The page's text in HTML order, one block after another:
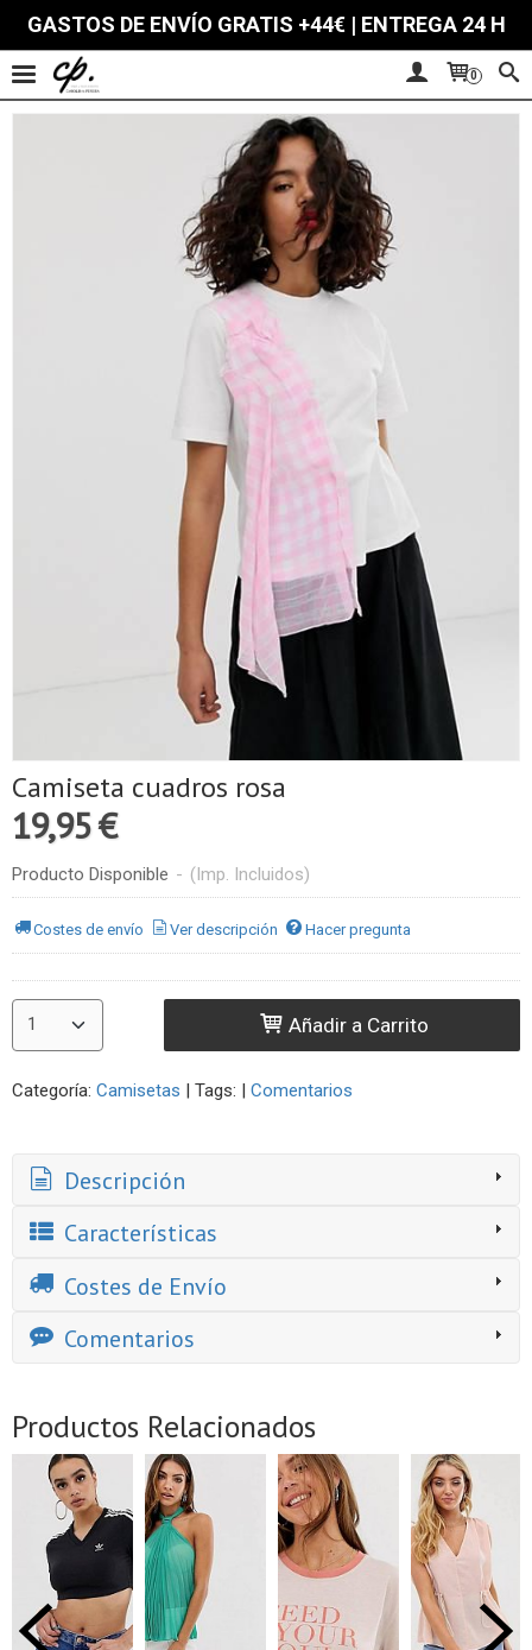
GASTOS DE ENVÍO GRATIS +44€ | ENTREGA 24 H
0
Camiseta cuadros rosa
19,95 €
Producto Disponible - (Imp. Incluidos)
Costes de envío Ver descripción Hacer pregunta
Añadir a Carrito
Categoría: Camisetas | Tags: | Comentarios
Descripción
Características
Costes de Envío
Comentarios
Productos Relacionados